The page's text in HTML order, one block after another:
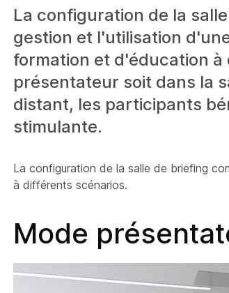
La configuration de la
gestion et l'utilisation
formation et d'éducation à
présentateur soit dans la
distant, les participants
stimulante.
La configuration de la salle de briefing
à différents scénarios.
Mode